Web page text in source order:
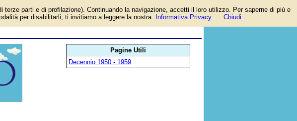
storici, i successi
fa).
Pagine Utili
Decennio 1950 - 1959
terze parti e di profilazione). Continuando la navigazione, accetti il loro utilizzo. Per saperne di più e
per disabilitarli, ti invitiamo a leggere la nostra
Informativa Privacy Chiudi